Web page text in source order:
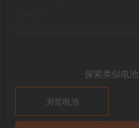
探索类似电池
浏览电池